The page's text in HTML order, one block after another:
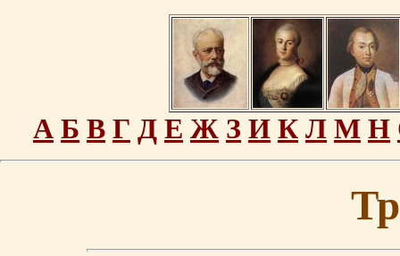
А Б В Г Д Е Ж З И К Л М Н